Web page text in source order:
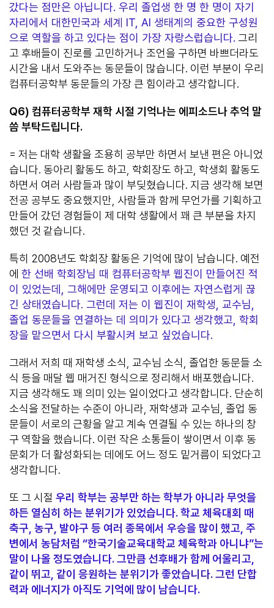
갔다는 점만은 아닙니다. 우리 졸업생 한 명 한 명이 자기
자리에서 대한민국과 세계 IT, AI 생태계의 중요한 구성원
으로 역할을 하고 있다는 점이 가장 자랑스럽습니다. 그리
고 후배들이 진로를 고민하거나 조언을 구하면 바쁘더라도
시간을 내서 도와주는 동문들이 많습니다. 이런 부분이 우리
컴퓨터공학부 동문들의 가장 큰 힘이라고 생각합니다.
Q6) 컴퓨터공학부 재학 시절 기억나는 에피소드나 추억 말
씀 부탁드립니다.
= 저는 대학 생활을 조용히 공부만 하면서 보낸 편은 아니었
습니다. 동아리 활동도 하고, 학회장도 하고, 학생회 활동도
하면서 여러 사람들과 많이 부딪혔습니다. 지금 생각해 보면
전공 공부도 중요했지만, 사람들과 함께 무언가를 기획하고
만들어 갔던 경험들이 제 대학 생활에서 꽤 큰 부분을 차지
했던 것 같습니다.
특히 2008년도 학회장 활동은 기억에 많이 남습니다. 예전
에 한 선배 학회장님 때 컴퓨터공학부 웹진이 만들어진 적
이 있었는데, 그해에만 운영되고 이후에는 자연스럽게 끊
긴 상태였습니다. 그런데 저는 이 웹진이 재학생, 교수님,
졸업 동문들을 연결하는 데 의미가 있다고 생각했고, 학회
장을 맡으면서 다시 부활시켜 보고 싶었습니다.
그래서 저희 때 재학생 소식, 교수님 소식, 졸업한 동문들 소
식 등을 매달 웹 매거진 형식으로 정리해서 배포했습니다.
지금 생각해도 꽤 의미 있는 일이었다고 생각합니다. 단순히
소식을 전달하는 수준이 아니라, 재학생과 교수님, 졸업 동
문들이 서로의 근황을 알고 계속 연결될 수 있는 하나의 창
구 역할을 했습니다. 이런 작은 소통들이 쌓이면서 이후 동
문회가 더 활성화되는 데에도 어느 정도 밑거름이 되었다고
생각합니다.
또 그 시절 우리 학부는 공부만 하는 학부가 아니라 무엇을
하든 열심히 하는 분위기가 있었습니다. 학교 체육대회 때
축구, 농구, 발야구 등 여러 종목에서 우승을 많이 했고, 주
변에서 농담처럼 “한국기술교육대학교 체육학과 아니냐”는
말이 나올 정도였습니다. 그만큼 선후배가 함께 어울리고,
같이 뛰고, 같이 응원하는 분위기가 좋았습니다. 그런 단합
력과 에너지가 아직도 기억에 많이 남습니다.